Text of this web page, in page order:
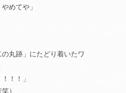
めてや」
丸跡」にたどり着いたワ
！！」
）